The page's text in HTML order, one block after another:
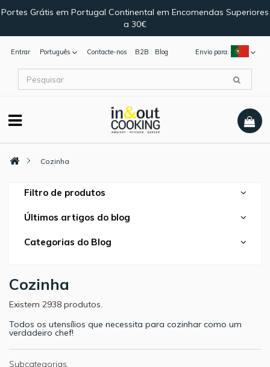
Portes Grátis em Portugal Continental em Encomendas Superiores
a 30€
Entrar Português Envio para:
Contacte-nos B2B Blog
Cozinha
Filtro de produtos
Últimos artigos do blog
Categorias do Blog
Cozinha
Existem 2938 produtos.
Todos os utensílios que necessita para cozinhar como um
verdadeiro chef!
Subcategorias